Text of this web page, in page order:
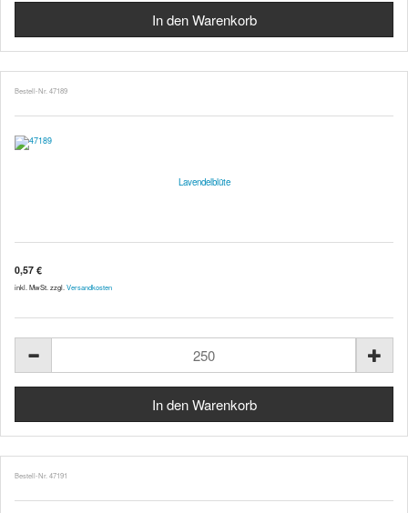
Bestell-Nr. 47189
Lavendelblüte
0,57 €
inkl. MwSt. zzgl. Versandkosten
Bestell-Nr. 47191